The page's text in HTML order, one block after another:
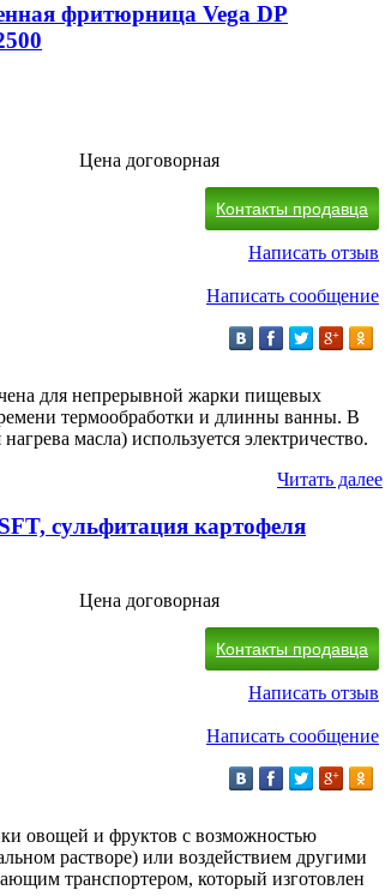
фритюрница Vega DP
Цена договорная
Контакты продавца
Написать отзыв
Написать сообщение
для непрерывной жарки пищевых
термообработки и длинны ванны. В
масла) используется электричество.
Читать далее
сульфитация картофеля
Цена договорная
Контакты продавца
Написать отзыв
Написать сообщение
овощей и фруктов c возможностью
растворе) или воздействием другими
транспортером, который изготовлен